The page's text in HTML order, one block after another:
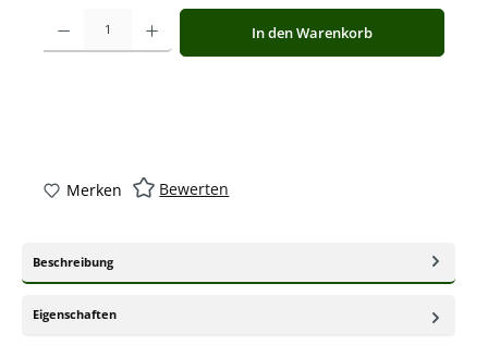
Produkt Anzahl: Gib den gewünschten Wert ein oder benutze die
In den Warenkorb
Merken Bewerten
Beschreibung
Eigenschaften